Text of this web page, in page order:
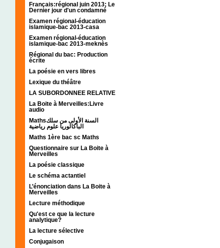
Français:régional juin 2013; Le
Dernier jour d'un condamné
Examen régional-éducation
islamique-bac 2013-casa
Examen régional-éducation
islamique-bac 2013-meknès
Régional du bac: Production
écrite
La poésie en vers libres
Lexique du théâtre
LA SUBORDONNEE RELATIVE
La Boite à Merveilles:Livre
audio
Mathsالسنة الأولى من سلك
الباكالوريا علوم رياضية
Maths 1ère bac sc Maths
Questionnaire sur La Boite à
Merveilles
La poésie classique
Le schéma actantiel
L’énonciation dans La Boite à
Merveilles
Lecture méthodique
Qu'est ce que la lecture
analytique?
La lecture sélective
Conjugaison